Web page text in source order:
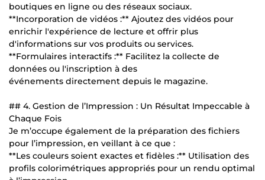
boutiques en ligne ou des réseaux sociaux.
**Incorporation de vidéos :** Ajoutez des vidéos pour
enrichir l'expérience de lecture et offrir plus
d'informations sur vos produits ou services.
**Formulaires interactifs :** Facilitez la collecte de
données ou l'inscription à des
événements directement depuis le magazine.
## 4. Gestion de l’Impression : Un Résultat Impeccable à
Chaque Fois
Je m’occupe également de la préparation des fichiers
pour l’impression, en veillant à ce que :
**Les couleurs soient exactes et fidèles :** Utilisation des
profils colorimétriques appropriés pour un rendu optimal